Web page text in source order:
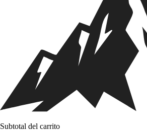
Subtotal del carrito